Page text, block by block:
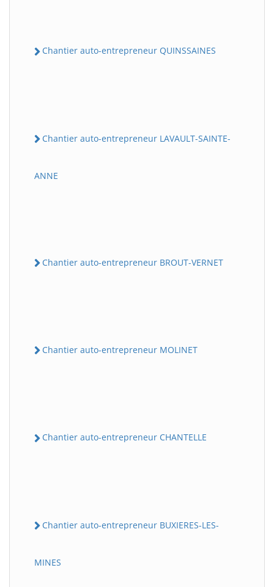
Chantier auto-entrepreneur QUINSSAINES
Chantier auto-entrepreneur LAVAULT-SAINTE-
ANNE
Chantier auto-entrepreneur BROUT-VERNET
Chantier auto-entrepreneur MOLINET
Chantier auto-entrepreneur CHANTELLE
Chantier auto-entrepreneur BUXIERES-LES-
MINES